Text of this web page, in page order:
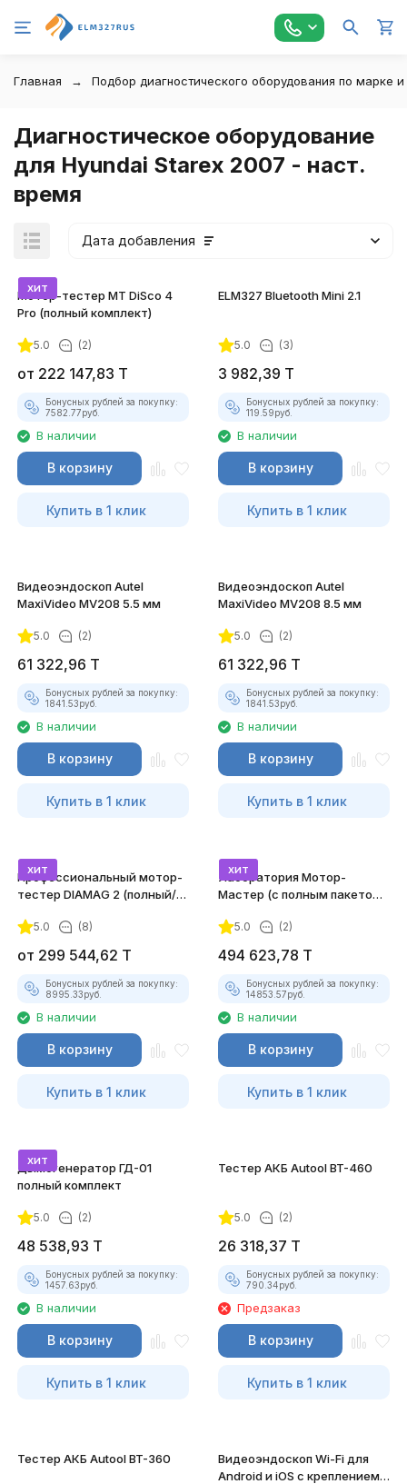
Главная Подбор диагностического оборудования по марке
Диагностическое оборудование
для Hyundai Starex 2007 - наст.
время
Дата добавления
хит
Мотор-тестер MT DiSco 4
Pro (полный комплект)
5.0 (2)
от 222 147,83 T
Бонусных рублей за покупку:
7582.77руб.
В наличии
В корзину
Купить в 1 клик
ELM327 Bluetooth Mini 2.1
5.0 (3)
3 982,39 T
Бонусных рублей за покупку:
119.59руб.
В наличии
В корзину
Купить в 1 клик
Видеоэндоскоп Autel
MaxiVideo MV208 5.5 мм
5.0 (2)
61 322,96 T
Бонусных рублей за покупку:
1841.53руб.
В наличии
В корзину
Купить в 1 клик
Видеоэндоскоп Autel
MaxiVideo MV208 8.5 мм
5.0 (2)
61 322,96 T
Бонусных рублей за покупку:
1841.53руб.
В наличии
В корзину
Купить в 1 клик
хит
Профессиональный мотор-
тестер DIAMAG 2 (полный/
5.0 (8)
от 299 544,62 T
Бонусных рублей за покупку:
8995.33руб.
В наличии
В корзину
Купить в 1 клик
хит
Лаборатория Мотор-
Мастер (с полным пакетом
5.0 (2)
494 623,78 T
Бонусных рублей за покупку:
14853.57руб.
В наличии
В корзину
Купить в 1 клик
хит
Дымогенератор ГД-01
полный комплект
5.0 (2)
48 538,93 T
Бонусных рублей за покупку:
1457.63руб.
В наличии
В корзину
Купить в 1 клик
Тестер АКБ Autool BT-460
5.0 (2)
26 318,37 T
Бонусных рублей за покупку:
790.34руб.
Предзаказ
В корзину
Купить в 1 клик
Тестер АКБ Autool BT-360
Видеоэндоскоп Wi-Fi для
Android и iOS с креплением